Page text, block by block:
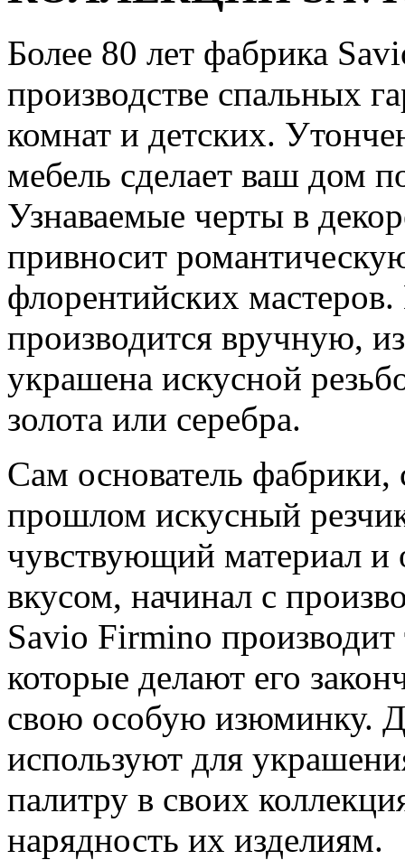
Более 80 лет фабрика
производстве спальных
комнат и детских.
мебель сделает ваш дом
Узнаваемые черты в
привносит
флорентийских
производится вручную,
украшена искусной
золота или серебра.
Сам основатель
прошлом искусный
чувствующий материал
вкусом, начинал с
Savio Firmino
которые делают его
свою особую изюминку.
используют для
палитру в своих
нарядность их изделиям.